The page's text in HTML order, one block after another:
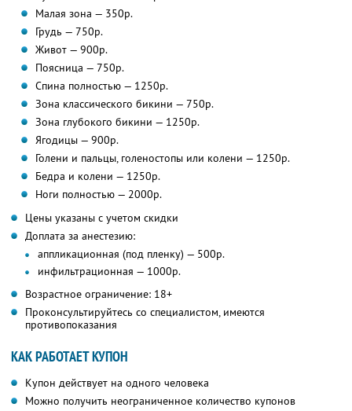
Малая зона — 350р.
Грудь — 750р.
Живот — 900р.
Поясница — 750р.
Спина полностью — 1250р.
Зона классического бикини — 750р.
Зона глубокого бикини — 1250р.
Ягодицы — 900р.
Голени и пальцы, голеностопы или колени — 1250р.
Бедра и колени — 1250р.
Ноги полностью — 2000р.
Цены указаны с учетом скидки
Доплата за анестезию:
аппликационная (под пленку) — 500р.
инфильтрационная — 1000р.
Возрастное ограничение: 18+
Проконсультируйтесь со специалистом, имеются
противопоказания
КАК РАБОТАЕТ КУПОН
Купон действует на одного человека
Можно получить неограниченное количество купонов